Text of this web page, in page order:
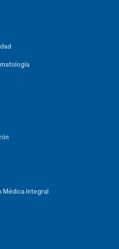
Médica Integral